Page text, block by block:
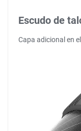
Escudo de
Capa adicional en